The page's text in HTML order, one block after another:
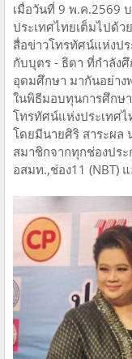
เมื่อวันที่ 9 พ.ค.2569
ประเทศไทยเต็มไปด้
สื่อข่าวโทรทัศน์แห่งป
กับบุตร - ธิดา ที่กำลัง
อุดมศึกษา มากันอย่าง
ในพิธีมอบทุนการศึกษ
โทรทัศน์แห่งประเทศ
โดยมีนายศิริ สาระผล
สมาชิกจากทุกช่องปร
อสมท.,ช่อง11 (NBT)